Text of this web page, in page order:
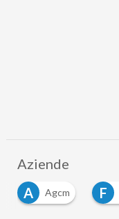
Aziende
A
Agcm F